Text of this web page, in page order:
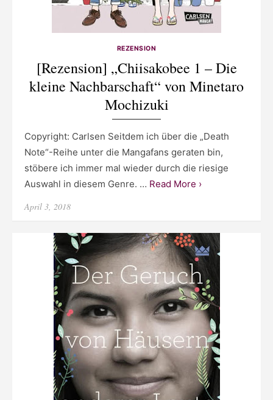
REZENSION
[Rezension] „Chiisakobee 1 – Die
kleine Nachbarschaft“ von Minetaro
Mochizuki
Copyright: Carlsen Seitdem ich über die „Death
Note“-Reihe unter die Mangafans geraten bin,
stöbere ich immer mal wieder durch die riesige
Auswahl in diesem Genre. … Read More ›
Posted
April 3, 2018